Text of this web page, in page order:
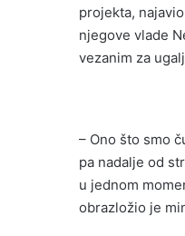
projekta,
njegove vlade
vezanim za
– Ono što smo
pa nadalje od
u jednom
obrazložio je